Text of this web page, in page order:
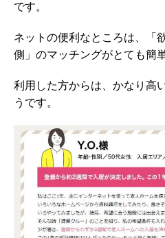
です。
ネットの便利なところは、「
側」のマッチングがとても簡
利用した方からは、かなり高
うです。